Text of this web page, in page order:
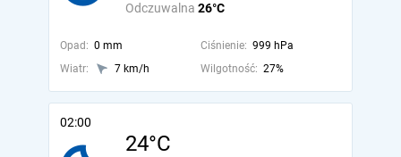
Odczuwalna 26°C
Opad: 0 mm Ciśnienie: 999 hPa
Wiatr:
7 km/h Wilgotność: 27%
02:00
24°C